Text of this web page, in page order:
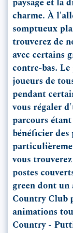
paysage et la
charme. À
somptueux
trouverez de
avec certains
contre-bas.
joueurs de
pendant
vous régaler
parcours
bénéficier des
vous
postes
green dont un
Country Club
animations
Country -